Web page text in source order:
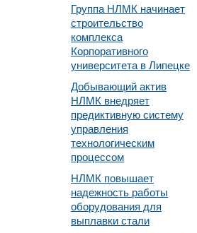
Группа НЛМК начинает
строительство
комплекса
Корпоративного
университета в Липецке
Добывающий актив
НЛМК внедряет
предиктивную систему
управления
технологическим
процессом
НЛМК повышает
надежность работы
оборудования для
выплавки стали